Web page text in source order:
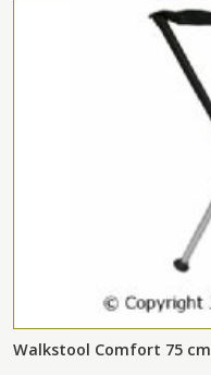
Walkstool Comfort 75 cm